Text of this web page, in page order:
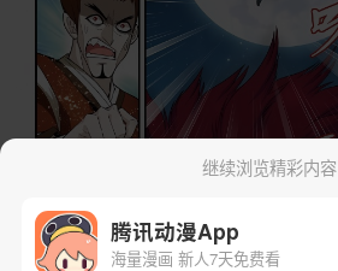
继续浏览精彩内容
腾讯动漫App
海量漫画 新人7天免费看